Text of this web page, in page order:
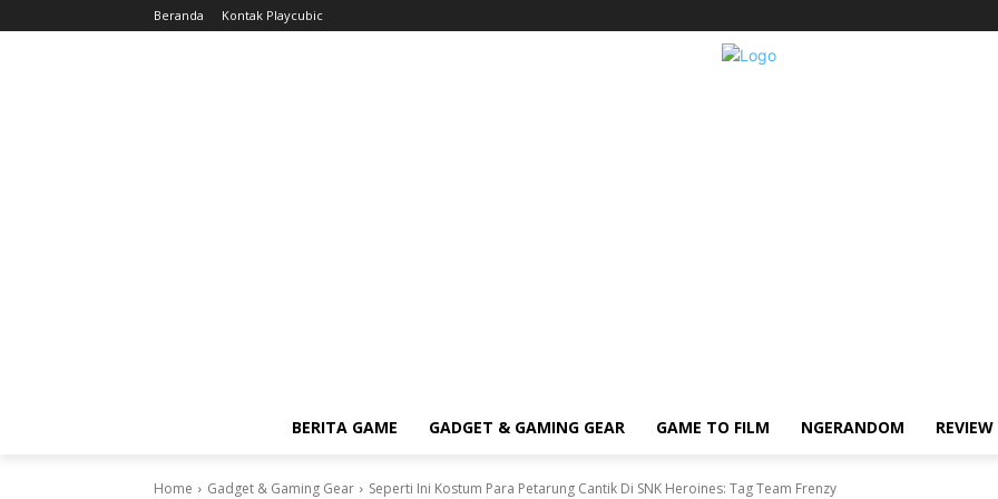
Beranda Kontak Playcubic
BERITA GAME GADGET & GAMING GEAR GAME TO FILM NGERANDOM REVIEW
Home Gadget & Gaming Gear Seperti Ini Kostum Para Petarung Cantik Di SNK Heroines: Tag Team Frenzy